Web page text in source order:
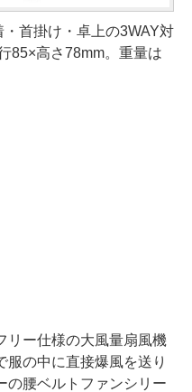
首掛け・卓上の3WAY対
85×高さ78mm。重量は
ー仕様の大風量扇風機
服の中に直接爆風を送り
の腰ベルトファンシリー